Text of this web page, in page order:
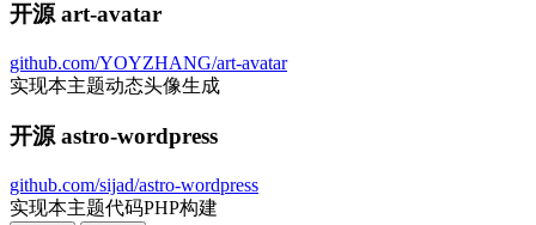
开源 art-avatar
github.com/YOYZHANG/art-avatar
实现本主题动态头像生成
开源 astro-wordpress
github.com/sijad/astro-wordpress
实现本主题代码PHP构建